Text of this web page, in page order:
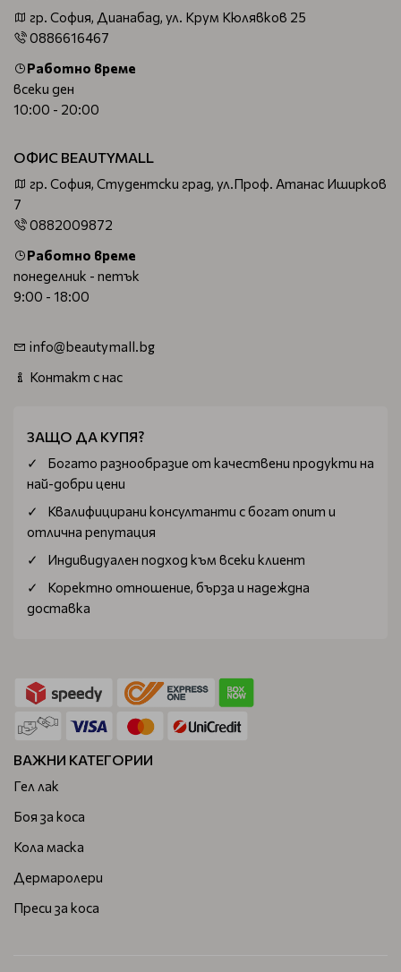
гр. София, Дианабад, ул. Крум Кюлявков 25
0886616467
Работно време
всеки ден
10:00 - 20:00
ОФИС BEAUTYMALL
гр. София, Студентски град, ул.Проф. Атанас Иширков
7
0882009872
Работно време
понеделник - петък
9:00 - 18:00
info@beautymall.bg
Контакт с нас
ЗАЩО ДА КУПЯ?
Богатo разнообразие от качествени продукти на
най-добри цени
Квалифицирани консултанти с богат опит и
отлична репутация
Индивидуален подход към всеки клиент
Коректно отношение, бърза и надеждна
доставка
ВАЖНИ КАТЕГОРИИ
Гел лак
Боя за коса
Кола маска
Дермаролери
Преси за коса